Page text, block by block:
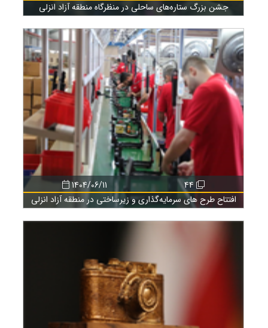
جشن بزرگ ستاره‌های ساحلی در منظرگاه منطقه آزاد انزلی
44
1404/06/11
افتتاح طرح های سرمایه‌گذاری و زیرساختی در منطقه آزاد انزلی